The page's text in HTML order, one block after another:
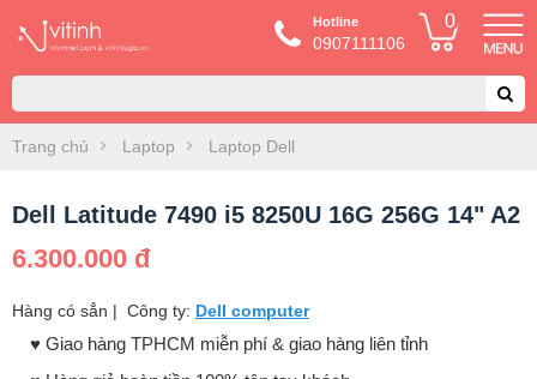
Hotline
0907111106
0
Trang chủ Laptop Laptop Dell
Dell Latitude 7490 i5 8250U 16G 256G 14" A2
6.300.000 đ
Hàng có sẳn | Công ty: Dell computer
♥️ Giao hàng TPHCM miễn phí & giao hàng liên tỉnh